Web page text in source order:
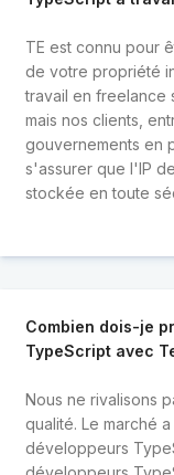
TE est connu pour
de votre propriété
travail en freelance
mais nos clients,
gouvernements en
s'assurer que l'IP
stockée en toute
Combien dois-je
TypeScript avec
Nous ne rivalisons
qualité. Le marché
développeurs